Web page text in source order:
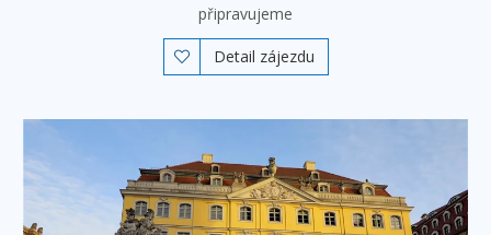
připravujeme
 Detail zájezdu